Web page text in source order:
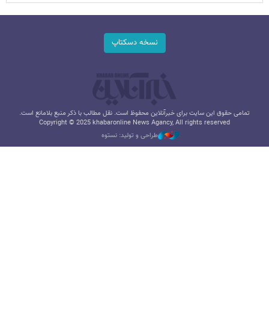
نسخه دسکتاپ
تمامی حقوق این سایت برای خبرآنلاین محفوظ است. نقل مطالب با ذکر منبع بلامانع است.
Copyright © 2025 khabaronline News Agancy, All rights reserved
طراحی و تولید: نستوه